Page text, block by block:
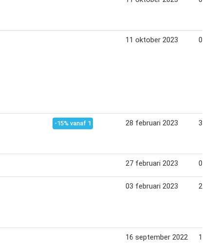
11 oktober 2023 07
-15% vanaf 1 28 februari 2023 31
27 februari 2023 05
03 februari 2023 28
16 september 2022 11